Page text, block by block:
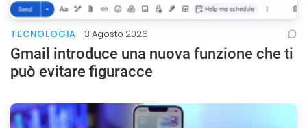
TECNOLOGIA 3 Agosto 2026
Gmail introduce una nuova funzione che ti
può evitare figuracce